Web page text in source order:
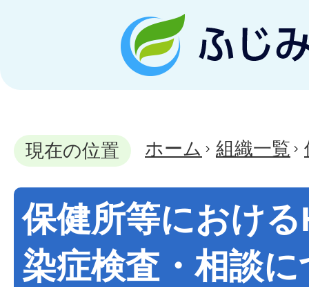
現在の位置 ホーム 組織一覧
保健所等におけ
染症検査・相談